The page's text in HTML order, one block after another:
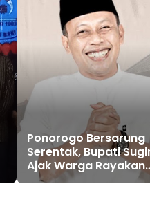
Ponorogo Bersarung
Serentak, Bupati
Ajak Warga Rayakan
Semangat Santri